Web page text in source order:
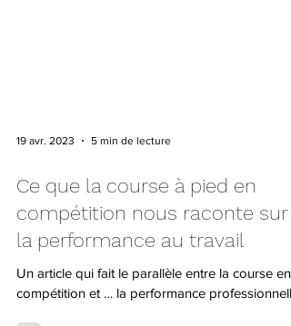
19 avr. 2023 5 min de lecture
Ce que la course à pied en
compétition nous raconte sur
la performance au travail